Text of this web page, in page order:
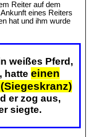
Reiter auf dem
eines Reiters
hat und ihm wurde
weißes Pferd,
hatte einen
er zog aus,
siegte.